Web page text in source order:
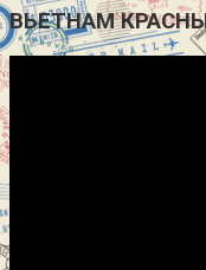
ВЬЕТНАМ